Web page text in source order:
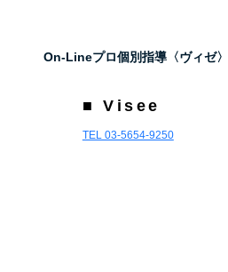
On-Lineプロ個別指導〈ヴィゼ〉
■ Visee
TEL 03-5654-9250